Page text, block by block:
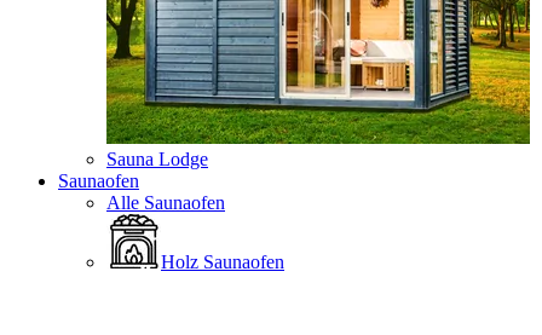
Sauna Lodge
Saunaofen
Alle Saunaofen
Holz Saunaofen